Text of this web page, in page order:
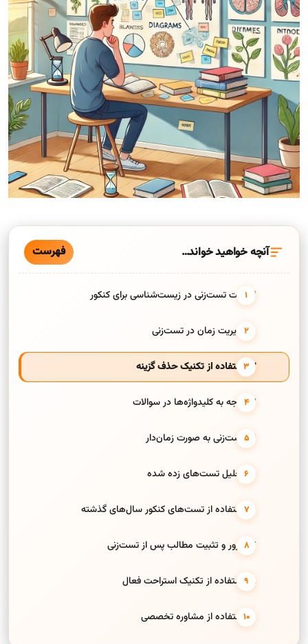
آنچه خواهید خواند… فهرست
اهمیت تست‌زنی در زیست‌شناسی برای کنکور
1. مدیریت زمان در تست‌زنی
2. استفاده از تکنیک حذف گزینه
3. توجه به کلیدواژه‌ها در سوالات
4. تست‌زنی به صورت زمان‌دار
5. تحلیل تست‌های زده شده
6. استفاده از تست‌های کنکور سال‌های گذشته
7. مرور و تثبیت مطالب پس از تست‌زنی
8. استفاده از تکنیک استراحت فعال
9. استفاده از مشاوره تخصصی